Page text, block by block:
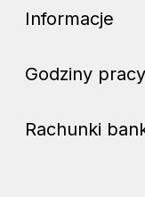
Informacje
Godziny pracy
Rachunki